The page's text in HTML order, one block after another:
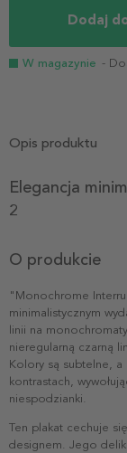
Dodaj
W magazynie -
Opis produktu
Elegancja
2
O produkcie
"Monochrome
minimalistycznym
linii na
nieregularną czarną
Kolory są subtelne, a
kontrastach,
niespodzianki.
Ten plakat cechuje
designem. Jego